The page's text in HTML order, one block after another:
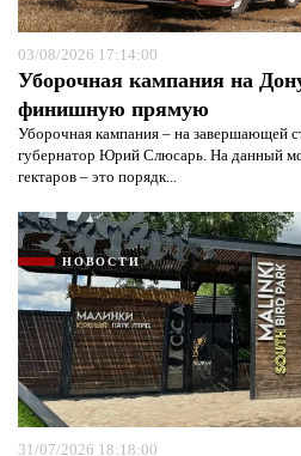
03/08/2026 17:14:00
Уборочная кампания на
финишную прямую
Уборочная кампания – на завершающей
губернатор Юрий Слюсарь. На данный
гектаров – это порядк...
НОВОСТИ
31/07/2026 18:18:00